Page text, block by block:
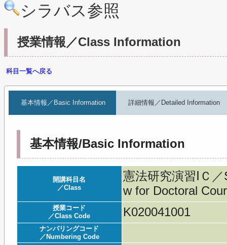
シラバス参照
授業情報／Class Information
科目一覧へ戻る
基本情報／Basic Information 詳細情報／Detailed Information
基本情報/Basic Information
開講科目名
／Class
憲法研究演習ⅠＣ
w for Doctoral
授業コード
／Class Code
K020041001
ナンバリングコード
／Numbering Code